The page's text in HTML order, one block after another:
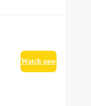
Watch now